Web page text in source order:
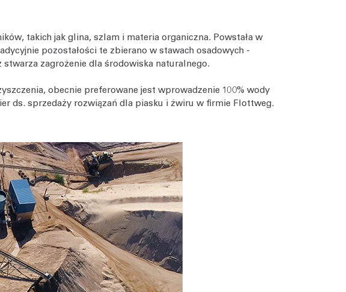
takich jak glina, szlam i materia organiczna. Powstała w
pozostałości te zbierano w stawach osadowych -
zagrożenie dla środowiska naturalnego.
obecnie preferowane jest wprowadzenie 100% wody
ds. sprzedaży rozwiązań dla piasku i żwiru w firmie Flottweg.